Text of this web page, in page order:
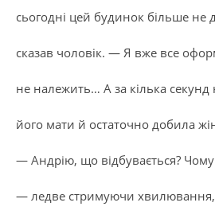
сьогодні цей будинок більше
сказав чоловік. — Я вже все
не належить… А за кілька секунд
його мати й остаточно добила
— Андрію, що відбувається?
— ледве стримуючи хвилювання,